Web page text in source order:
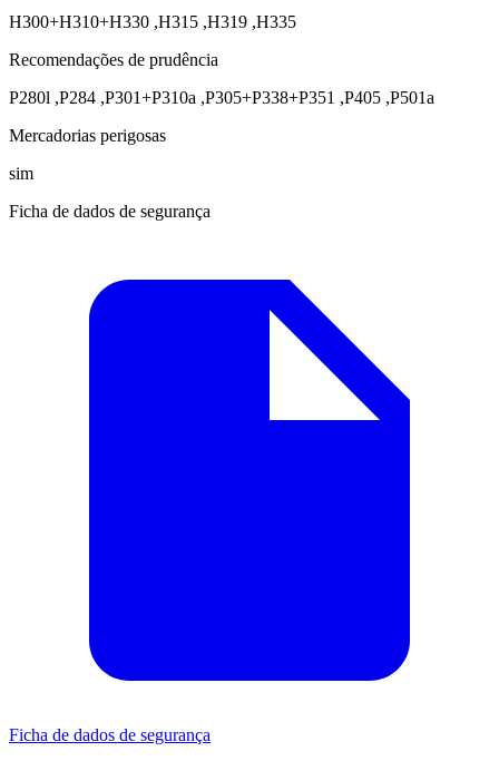
H300+H310+H330 ,H315 ,H319 ,H335
Recomendações de prudência
P280l ,P284 ,P301+P310a ,P305+P338+P351 ,P405 ,P501a
Mercadorias perigosas
sim
Ficha de dados de segurança
Ficha de dados de segurança